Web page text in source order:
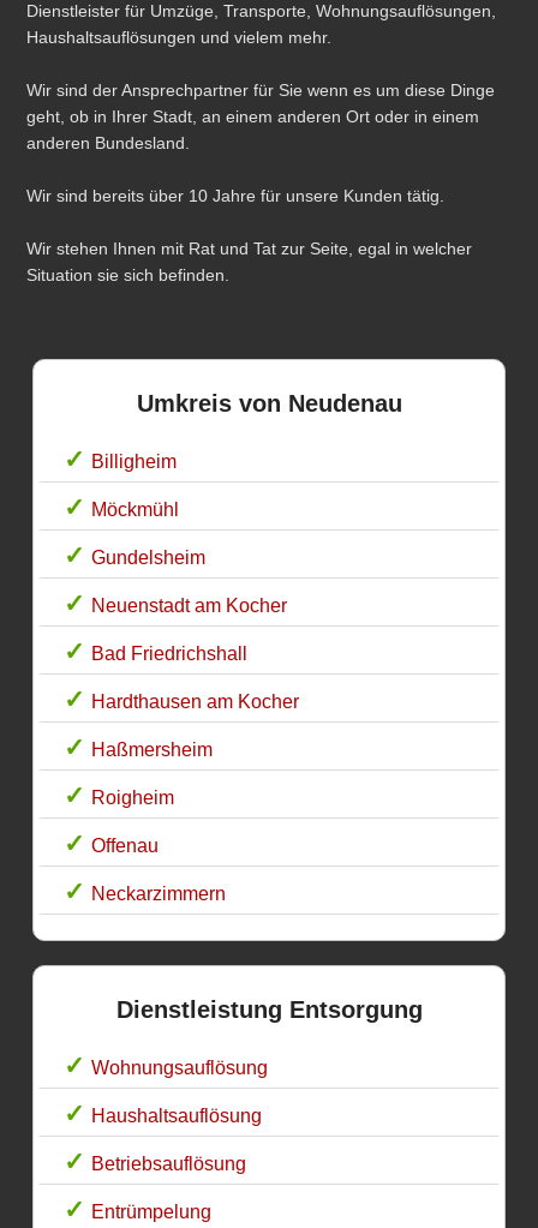
Dienstleister für Umzüge, Transporte, Wohnungsauflösungen,
Haushaltsauflösungen und vielem mehr.
Wir sind der Ansprechpartner für Sie wenn es um diese Dinge
geht, ob in Ihrer Stadt, an einem anderen Ort oder in einem
anderen Bundesland.
Wir sind bereits über 10 Jahre für unsere Kunden tätig.
Wir stehen Ihnen mit Rat und Tat zur Seite, egal in welcher
Situation sie sich befinden.
Umkreis von Neudenau
Billigheim
Möckmühl
Gundelsheim
Neuenstadt am Kocher
Bad Friedrichshall
Hardthausen am Kocher
Haßmersheim
Roigheim
Offenau
Neckarzimmern
Dienstleistung Entsorgung
Wohnungsauflösung
Haushaltsauflösung
Betriebsauflösung
Entrümpelung